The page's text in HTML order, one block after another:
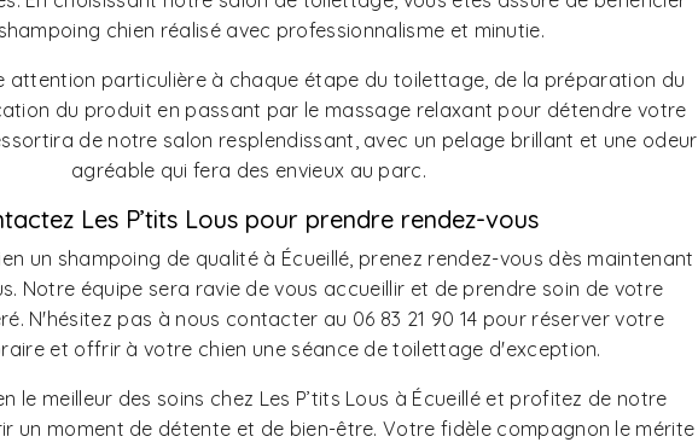
chien réalisé avec professionnalisme et minutie.
attention particulière à chaque étape du toilettage, de la préparation du
du produit en passant par le massage relaxant pour détendre votre
de notre salon resplendissant, avec un pelage brillant et une odeur
agréable qui fera des envieux au parc.
Les P’tits Lous pour prendre rendez-vous
un shampoing de qualité à Écueillé, prenez rendez-vous dès maintenant
Notre équipe sera ravie de vous accueillir et de prendre soin de votre
N'hésitez pas à nous contacter au 06 83 21 90 14 pour réserver votre
et offrir à votre chien une séance de toilettage d'exception.
le meilleur des soins chez Les P’tits Lous à Écueillé et profitez de notre
un moment de détente et de bien-être. Votre fidèle compagnon le mérite